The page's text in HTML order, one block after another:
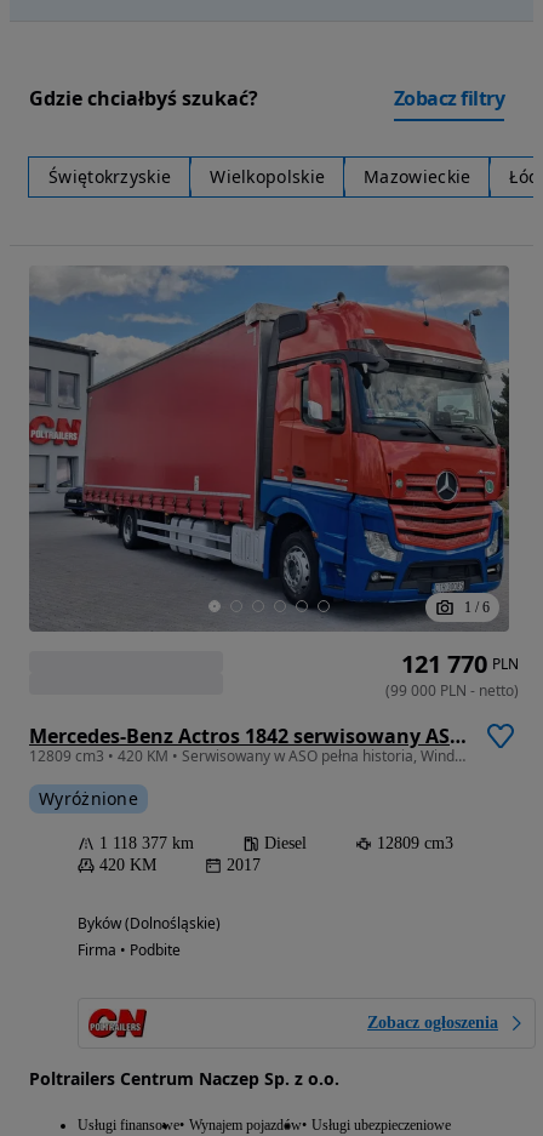
Gdzie chciałbyś szukać? Zobacz filtry
Świętokrzyskie Wielkopolskie Mazowieckie
1 / 6
Mercedes-Benz Actros 1842 serwisowany ASO, winda
12809 cm3 • 420 KM • Serwisowany w ASO pełna historia, Winda z tyłu
Wyróżnione
1 118 377 km Diesel
12809 cm3
420 KM
2017
Byków (Dolnośląskie)
Firma • Podbite
Zobacz ogłoszenia
Poltrailers Centrum Naczep Sp. z o.o.
Usługi finansowe Wynajem pojazdów Usługi ubezpieczeniowe
121 770 PLN
(99 000 PLN - netto)